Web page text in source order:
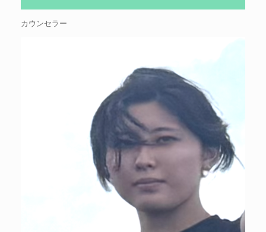
カウンセラー